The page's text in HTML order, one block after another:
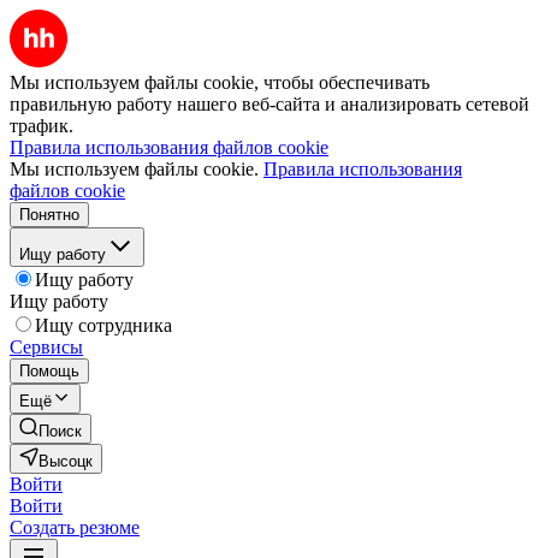
Мы используем файлы cookie, чтобы обеспечивать
правильную работу нашего веб-сайта и анализировать сетевой
трафик.
Правила использования файлов cookie
Мы используем файлы cookie. Правила использования
файлов cookie
Понятно
Ищу работу
Ищу работу
Ищу работу
Ищу сотрудника
Сервисы
Помощь
Ещё
Поиск
Высоцк
Войти
Войти
Создать резюме